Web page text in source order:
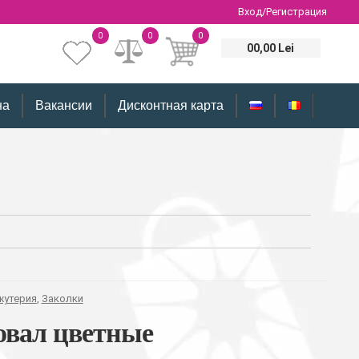
Вход/Регистрация
0
00,00 Lei
0
0
Вакансии Дисконтная карта
, Заколки
цветные